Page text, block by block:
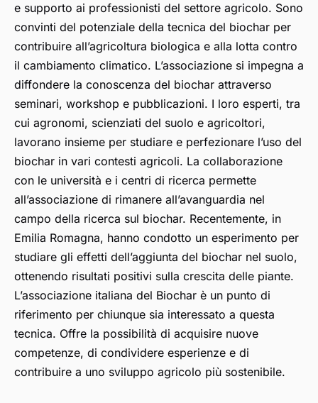
e supporto ai professionisti del settore agricolo. Sono
convinti del potenziale della tecnica del biochar per
contribuire all’agricoltura biologica e alla lotta contro
il cambiamento climatico. L’associazione si impegna a
diffondere la conoscenza del biochar attraverso
seminari, workshop e pubblicazioni. I loro esperti, tra
cui agronomi, scienziati del suolo e agricoltori,
lavorano insieme per studiare e perfezionare l’uso del
biochar in vari contesti agricoli. La collaborazione
con le università e i centri di ricerca permette
all’associazione di rimanere all’avanguardia nel
campo della ricerca sul biochar. Recentemente, in
Emilia Romagna, hanno condotto un esperimento per
studiare gli effetti dell’aggiunta del biochar nel suolo,
ottenendo risultati positivi sulla crescita delle piante.
L’associazione italiana del Biochar è un punto di
riferimento per chiunque sia interessato a questa
tecnica. Offre la possibilità di acquisire nuove
competenze, di condividere esperienze e di
contribuire a uno sviluppo agricolo più sostenibile.